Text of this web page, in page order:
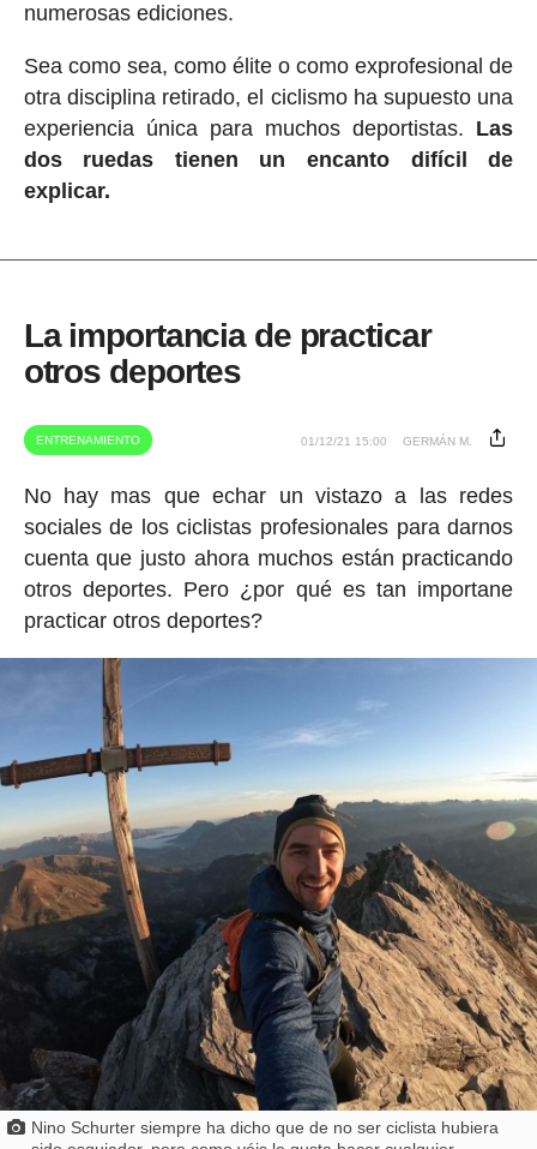
numerosas ediciones.
Sea como sea, como élite o como exprofesional de
otra disciplina retirado, el ciclismo ha supuesto una
experiencia única para muchos deportistas. Las
dos ruedas tienen un encanto difícil de
explicar.
La importancia de practicar
otros deportes
ENTRENAMIENTO 01/12/21 15:00 GERMÁN M.
No hay mas que echar un vistazo a las redes
sociales de los ciclistas profesionales para darnos
cuenta que justo ahora muchos están practicando
otros deportes. Pero ¿por qué es tan importane
practicar otros deportes?
Nino Schurter siempre ha dicho que de no ser ciclista hubiera